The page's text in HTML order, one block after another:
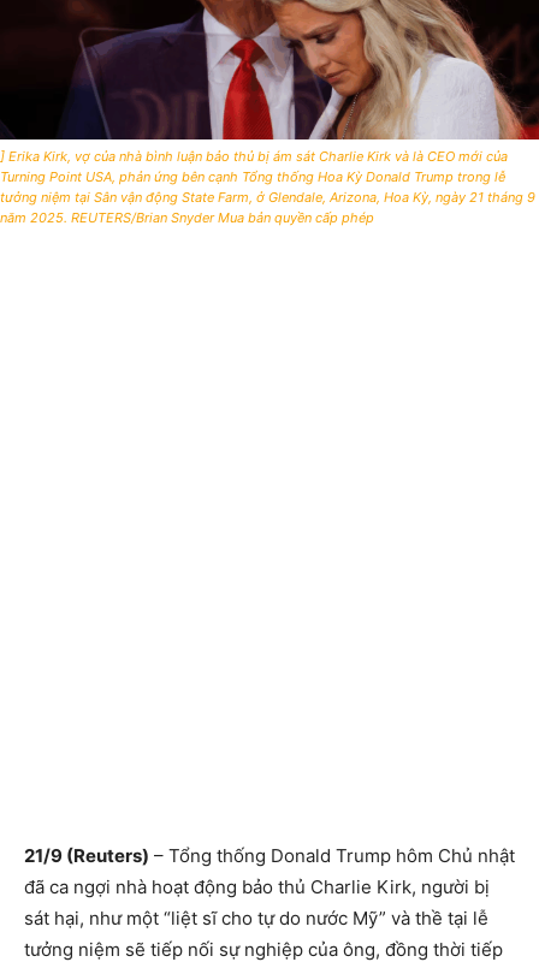
] Erika Kirk, vợ của nhà bình luận bảo thủ bị ám sát Charlie Kirk và là CEO mới của
Turning Point USA, phản ứng bên cạnh Tổng thống Hoa Kỳ Donald Trump trong lễ
tưởng niệm tại Sân vận động State Farm, ở Glendale, Arizona, Hoa Kỳ, ngày 21 tháng 9
năm 2025. REUTERS/Brian Snyder Mua bản quyền cấp phép
21/9 (Reuters) – Tổng thống Donald Trump hôm Chủ nhật
đã ca ngợi nhà hoạt động bảo thủ Charlie Kirk, người bị
sát hại, như một “liệt sĩ cho tự do nước Mỹ” và thề tại lễ
tưởng niệm sẽ tiếp nối sự nghiệp của ông, đồng thời tiếp